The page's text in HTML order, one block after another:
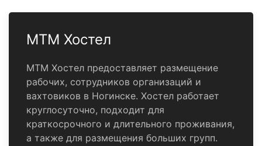
МТМ Хостел
МТМ Хостел предоставляет размещение
рабочих, сотрудников организаций и
вахтовиков в Ногинске. Хостел работает
круглосуточно, подходит для
краткосрочного и длительного проживания,
а также для размещения больших групп.